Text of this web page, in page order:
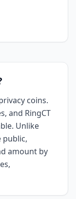
coins.
and RingCT
Unlike
public,
amount by